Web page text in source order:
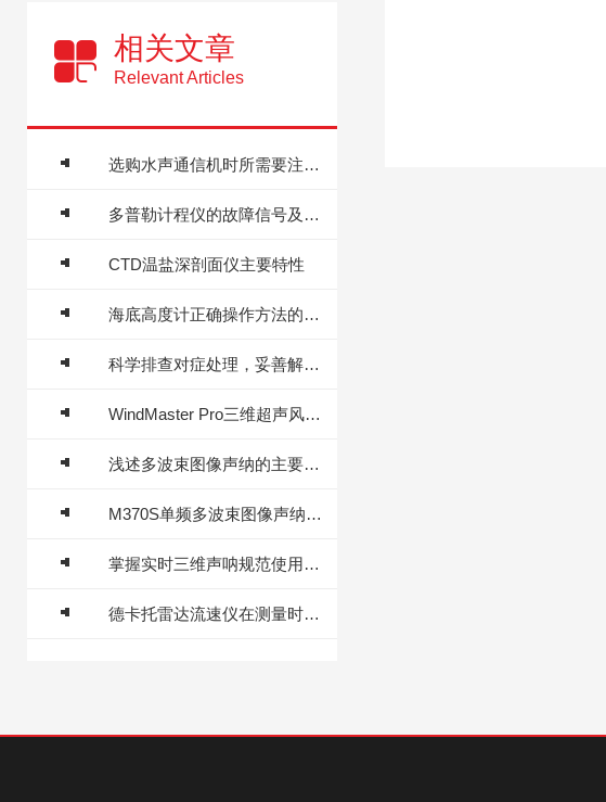
相关文章
Relevant Articles
选购水声通信机时所需要注意的重要事项分享
多普勒计程仪的故障信号及精准解决方法分享
CTD温盐深剖面仪主要特性
海底高度计正确操作方法的详细说明
科学排查对症处理，妥善解决 Starfish 992H 侧扫声呐典型故障
WindMaster Pro三维超声风速风向传感器主要技术参数
浅述多波束图像声纳的主要用途及特点
M370S单频多波束图像声纳使用维护方案
掌握实时三维声呐规范使用流程是确保探测精准的关键
德卡托雷达流速仪在测量时要注意以下事项